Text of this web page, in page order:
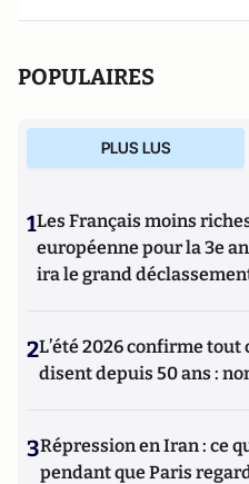
POPULAIRES
PLUS LUS
1Les Français moins
européenne pour la 3e
ira le grand
2L’été 2026 confirme tout
disent depuis 50 ans :
3Répression en Iran : ce
pendant que Paris